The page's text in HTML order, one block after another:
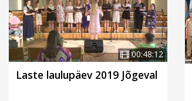
00:48:12
Laste laulupäev 2019 Jõgeval